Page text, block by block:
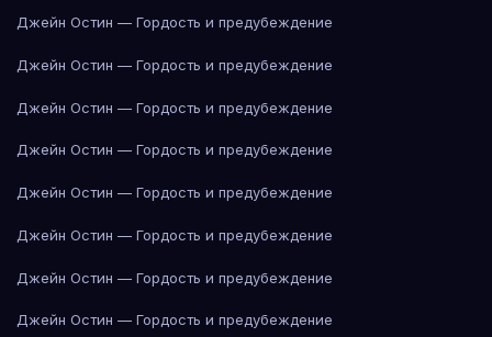
Джейн Остин — Гордость и предубеждение
Джейн Остин — Гордость и предубеждение
Джейн Остин — Гордость и предубеждение
Джейн Остин — Гордость и предубеждение
Джейн Остин — Гордость и предубеждение
Джейн Остин — Гордость и предубеждение
Джейн Остин — Гордость и предубеждение
Джейн Остин — Гордость и предубеждение